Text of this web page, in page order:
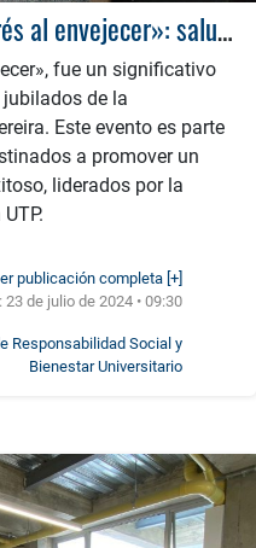
Evento «despójese del estrés al envejecer»: salud mental y bienestar para los jubilados de la UTP
fue un significativo
de la
Este evento es parte
a promover un
liderados por la
publicación completa [+]
23 de julio de 2024 • 09:30
Responsabilidad Social y
Bienestar Universitario